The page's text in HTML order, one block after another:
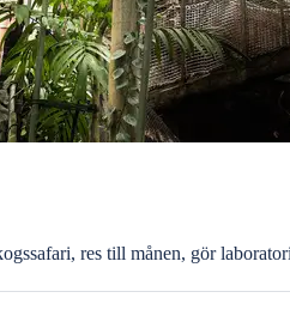
res till månen, gör